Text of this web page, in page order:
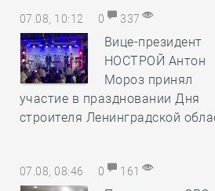
07.08, 10:12 0 337
Вице-президент
НОСТРОЙ Антон
Мороз принял
участие в праздновании Дня
строителя Ленинградской
07.08, 08:46 0 161